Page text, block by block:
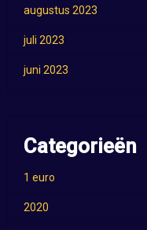
augustus 2023
juli 2023
juni 2023
Categorieën
1 euro
2020